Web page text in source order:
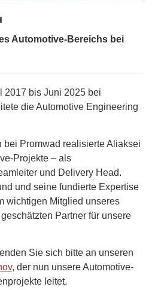
Automotive-Bereichs bei
2017 bis Juni 2025 bei
die Automotive Engineering
bei Promwad realisierte Aliaksei
Projekte – als
und Delivery Head.
und seine fundierte Expertise
wichtigen Mitglied unseres
Partner für unsere
Sie sich bitte an unseren
, der nun unsere Automotive-
leitet.